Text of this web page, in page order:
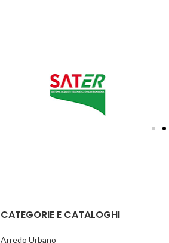
CATEGORIE E CATALOGHI
Arredo Urbano